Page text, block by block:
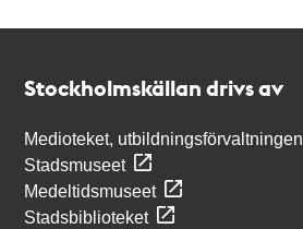
Stockholmskällan drivs av
Medioteket, utbildningsförvaltningen
Stadsmuseet
Medeltidsmuseet
Stadsbiblioteket